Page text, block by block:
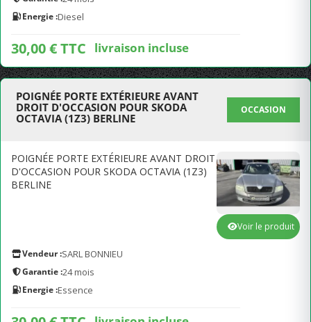
Energie :Diesel
30,00 € TTC livraison incluse
POIGNÉE PORTE EXTÉRIEURE AVANT
DROIT D'OCCASION POUR SKODA
OCTAVIA (1Z3) BERLINE
OCCASION
POIGNÉE PORTE EXTÉRIEURE AVANT DROIT
D'OCCASION POUR SKODA OCTAVIA (1Z3)
BERLINE
Vendeur :SARL BONNIEU
Garantie :24 mois
Energie :Essence
Voir le produit